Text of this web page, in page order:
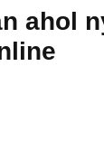
ahol